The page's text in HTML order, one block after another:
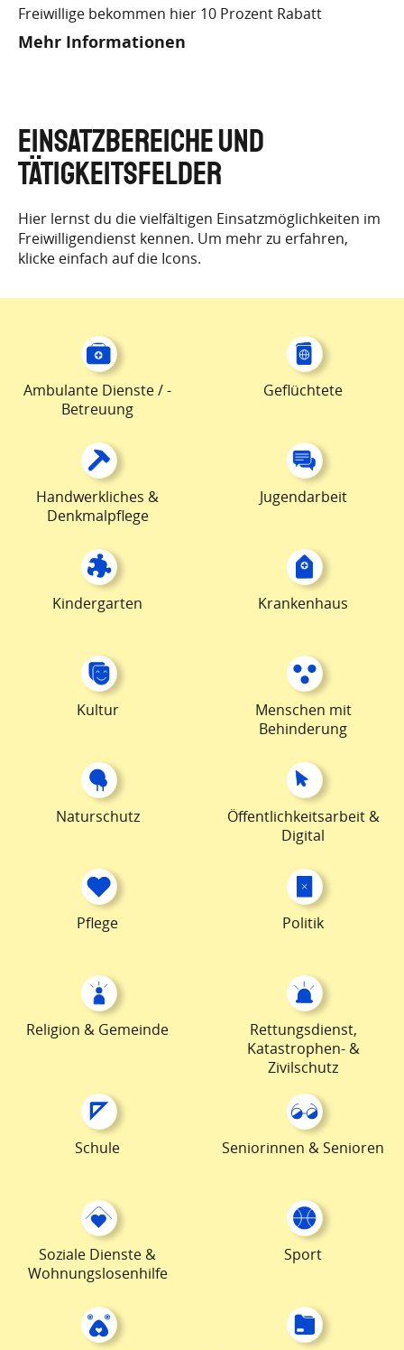
Freiwillige bekommen hier 10 Prozent Rabatt
Mehr Informationen
EINSATZBEREICHE UND
TÄTIGKEITSFELDER
Hier lernst du die vielfältigen Einsatzmöglichkeiten im
Freiwilligendienst kennen. Um mehr zu erfahren,
klicke einfach auf die Icons.
Ambulante Dienste / -
Betreuung
Geflüchtete
Handwerkliches &
Denkmalpflege
Jugendarbeit
Kindergarten Krankenhaus
Kultur
Menschen mit
Behinderung
Naturschutz
Öffentlichkeitsarbeit &
Digital
Pflege Politik
Religion & Gemeinde
Rettungsdienst,
Katastrophen- &
Zivilschutz
Schule Seniorinnen & Senioren
Soziale Dienste &
Wohnungslosenhilfe
Sport